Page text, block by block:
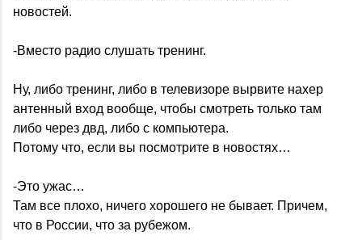
новостей.
-Вместо радио слушать тренинг.
Ну, либо тренинг, либо в телевизоре вырвите нахер
антенный вход вообще, чтобы смотреть только там
либо через двд, либо с компьютера.
Потому что, если вы посмотрите в новостях…
-Это ужас…
Там все плохо, ничего хорошего не бывает. Причем,
что в России, что за рубежом.